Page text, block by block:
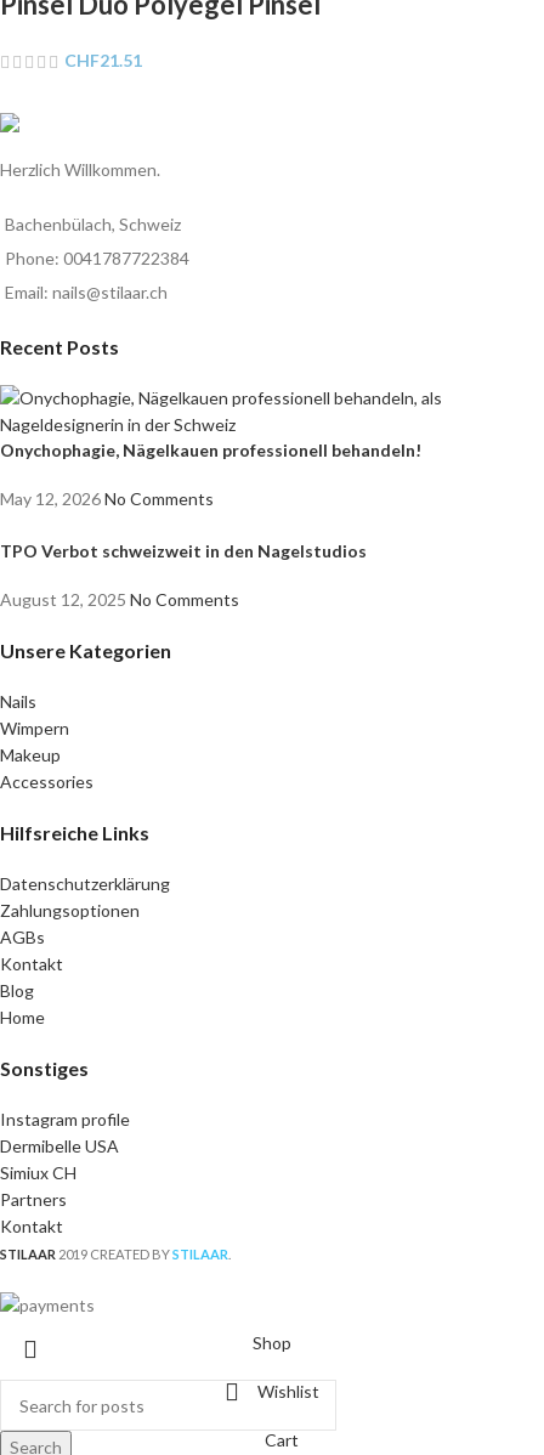
CHF21.51
Herzlich Willkommen.
Bachenbülach, Schweiz
Phone: 0041787722384
Email: nails@stilaar.ch
Recent Posts
Onychophagie, Nägelkauen professionell behandeln!
May 12, 2026No Comments
TPO Verbot schweizweit in den Nagelstudios
August 12, 2025 No Comments
Unsere Kategorien
Nails
Wimpern
Makeup
Accessories
Hilfsreiche Links
Datenschutzerklärung
Zahlungsoptionen
AGBs
Kontakt
Blog
Home
Sonstiges
Instagram profile
Dermibelle USA
Simiux CH
Partners
Kontakt
STILAAR 2019 CREATED BYSTILAAR
Search
Shop
Wishlist
Cart